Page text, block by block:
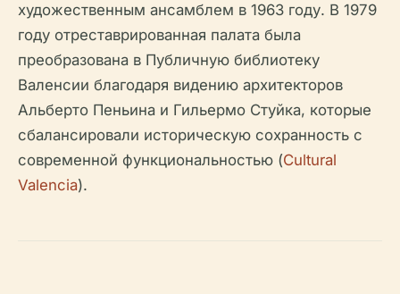
художественным ансамблем в 1963 году. В 1979
году отреставрированная палата была
преобразована в Публичную библиотеку
Валенсии благодаря видению архитекторов
Альберто Пеньина и Гильермо Стуйка, которые
сбалансировали историческую сохранность с
современной функциональностью (Cultural
Valencia).